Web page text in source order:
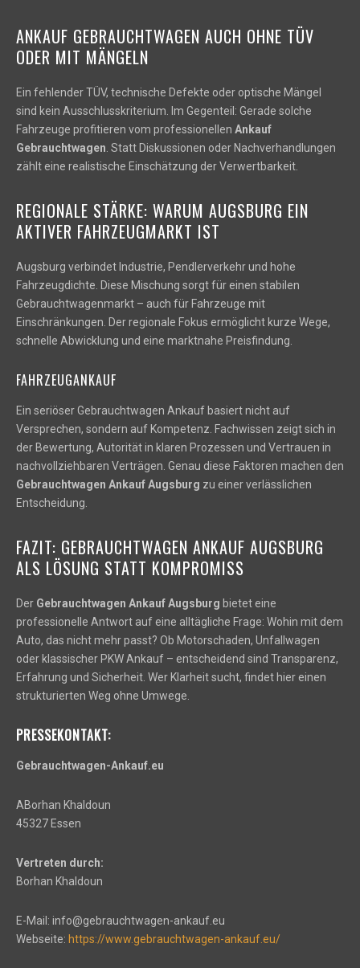
ANKAUF GEBRAUCHTWAGEN AUCH OHNE TÜV
ODER MIT MÄNGELN
Ein fehlender TÜV, technische Defekte oder optische Mängel
sind kein Ausschlusskriterium. Im Gegenteil: Gerade solche
Fahrzeuge profitieren vom professionellen Ankauf
Gebrauchtwagen . Statt Diskussionen oder Nachverhandlungen
zählt eine realistische Einschätzung der Verwertbarkeit.
REGIONALE STÄRKE: WARUM AUGSBURG EIN
AKTIVER FAHRZEUGMARKT IST
Augsburg verbindet Industrie, Pendlerverkehr und hohe
Fahrzeugdichte. Diese Mischung sorgt für einen stabilen
Gebrauchtwagenmarkt – auch für Fahrzeuge mit
Einschränkungen. Der regionale Fokus ermöglicht kurze Wege,
schnelle Abwicklung und eine marktnahe Preisfindung.
FAHRZEUGANKAUF
Ein seriöser Gebrauchtwagen Ankauf basiert nicht auf
Versprechen, sondern auf Kompetenz. Fachwissen zeigt sich in
der Bewertung, Autorität in klaren Prozessen und Vertrauen in
nachvollziehbaren Verträgen. Genau diese Faktoren machen den
Gebrauchtwagen Ankauf Augsburg zu einer verlässlichen
Entscheidung.
FAZIT: GEBRAUCHTWAGEN ANKAUF AUGSBURG
ALS LÖSUNG STATT KOMPROMISS
Der Gebrauchtwagen Ankauf Augsburg bietet eine
professionelle Antwort auf eine alltägliche Frage: Wohin mit dem
Auto, das nicht mehr passt? Ob Motorschaden, Unfallwagen
oder klassischer PKW Ankauf – entscheidend sind Transparenz,
Erfahrung und Sicherheit. Wer Klarheit sucht, findet hier einen
strukturierten Weg ohne Umwege.
PRESSEKONTAKT:
Gebrauchtwagen-Ankauf.eu
ABorhan Khaldoun
45327 Essen
Vertreten durch:
Borhan Khaldoun
E-Mail: info@gebrauchtwagen-ankauf.eu
Webseite: https://www.gebrauchtwagen-ankauf.eu/